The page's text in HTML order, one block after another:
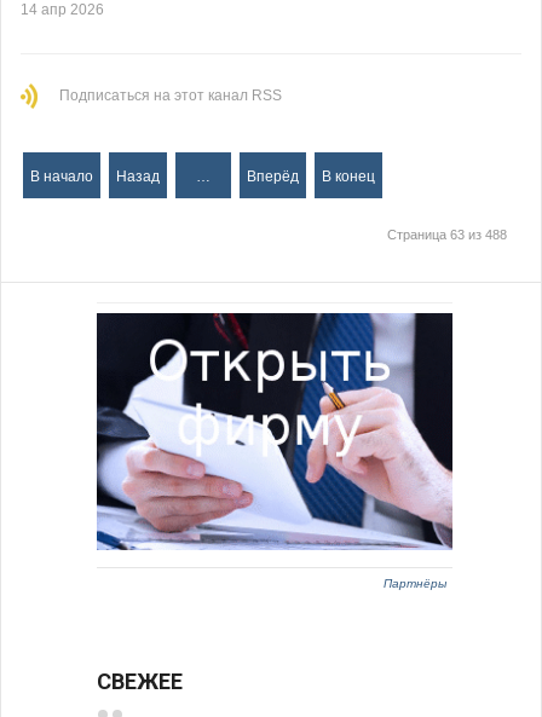
14 апр 2026
Подписаться на этот канал RSS
В начало Назад … Вперёд В конец
Страница 63 из 488
Партнёры
СВЕЖЕЕ